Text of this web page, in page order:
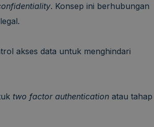
. Konsep ini berhubungan
akses data untuk menghindari
two factor authentication atau tahap